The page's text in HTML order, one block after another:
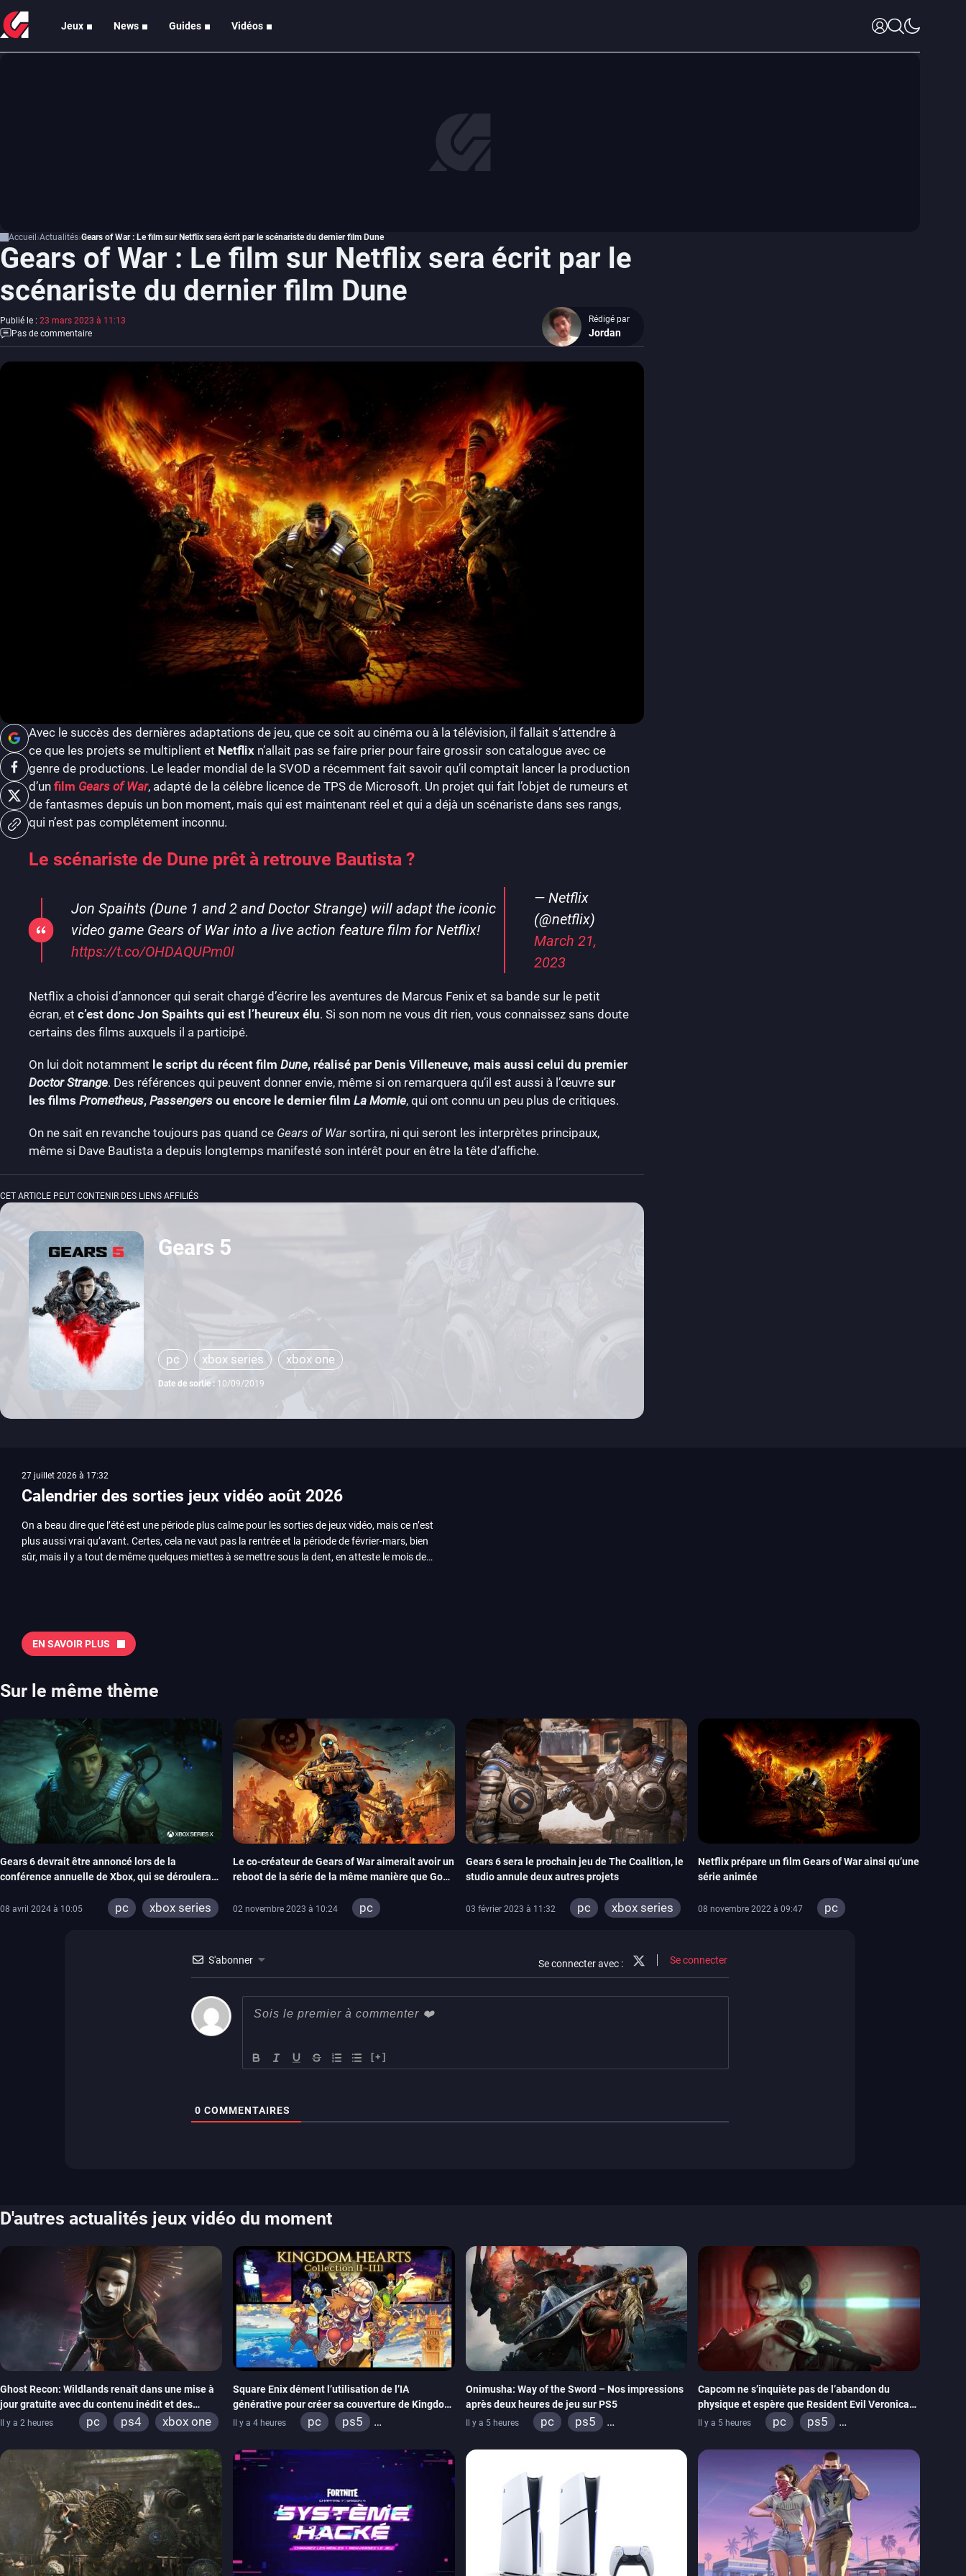
Jeux News Guides Vidéos
Accueil Actualités Gears of War : Le film sur Netflix sera écrit par le scénariste du dernier film Dune
Gears of War : Le film sur Netflix sera écrit par le
scénariste du dernier film Dune
Publié le : 23 mars 2023 à 11:13
Pas de commentaire
Rédigé par
Jordan
Avec le succès des dernières adaptations de jeu, que ce soit au cinéma ou à la télévision, il fallait s’attendre à
ce que les projets se multiplient et Netflix n’allait pas se faire prier pour faire grossir son catalogue avec ce
genre de productions. Le leader mondial de la SVOD a récemment fait savoir qu’il comptait lancer la production
d’un film Gears of War, adapté de la célèbre licence de TPS de Microsoft. Un projet qui fait l’objet de rumeurs et
de fantasmes depuis un bon moment, mais qui est maintenant réel et qui a déjà un scénariste dans ses rangs,
qui n’est pas complétement inconnu.
Le scénariste de Dune prêt à retrouve Bautista ?
Jon Spaihts (Dune 1 and 2 and Doctor Strange) will adapt the iconic
video game Gears of War into a live action feature film for Netflix!
https://t.co/OHDAQUPm0l
— Netflix
(@netflix)
March 21,
2023
Netflix a choisi d’annoncer qui serait chargé d’écrire les aventures de Marcus Fenix et sa bande sur le petit
écran, et c’est donc Jon Spaihts qui est l’heureux élu. Si son nom ne vous dit rien, vous connaissez sans doute
certains des films auxquels il a participé.
On lui doit notamment le script du récent film Dune, réalisé par Denis Villeneuve, mais aussi celui du premier
Doctor Strange. Des références qui peuvent donner envie, même si on remarquera qu’il est aussi à l’œuvre sur
les films Prometheus, Passengers ou encore le dernier film La Momie, qui ont connu un peu plus de critiques.
On ne sait en revanche toujours pas quand ce Gears of War sortira, ni qui seront les interprètes principaux,
même si Dave Bautista a depuis longtemps manifesté son intérêt pour en être la tête d’affiche.
CET ARTICLE PEUT CONTENIR DES LIENS AFFILIÉS
Gears 5
pc xbox series xbox one
Date de sortie : 10/09/2019
27 juillet 2026 à 17:32
Calendrier des sorties jeux vidéo août 2026
On a beau dire que l’été est une période plus calme pour les sorties de jeux vidéo, mais ce n’est
plus aussi vrai qu’avant. Certes, cela ne vaut pas la rentrée et la période de février-mars, bien
sûr, mais il y a tout de même quelques miettes à se mettre sous la dent, en atteste le mois de
Tokon ou encore Beast of Reincarnation, qui nous montre que Game Freak sait faire autre
chose d’ambitieux que Pokémon. On n’oubliera pas la période de Gamescom, avec Star Wars,
2026 Vous trouverez ici tous les jeux majeurs qui sortiront au mois de juin. Vous trouverez
aussi les jeux de ce mois dans notre page dédiée…
EN SAVOIR PLUS
Sur le même thème
Gears 6 devrait être annoncé lors de la
conférence annuelle de Xbox, qui se déroulera
08 avril 2024 à 10:05 pc xbox series
Le co-créateur de Gears of War aimerait avoir un
reboot de la série de la même manière que God
02 novembre 2023 à 10:24
pc
Gears 6 sera le prochain jeu de The Coalition, le
studio annule deux autres projets
03 février 2023 à 11:32 pc
xbox series
Netflix prépare un film Gears of War ainsi qu’une
série animée
08 novembre 2022 à 09:47
pc
S'abonner Se connecter avec : Se connecter
[+]
0 COMMENTAIRES
D'autres actualités jeux vidéo du moment
Ghost Recon: Wildlands renaît dans une mise à
jour gratuite avec du contenu inédit et des
visuels améliorés
Il y a 2 heures pc ps4 xbox one
Square Enix dément l’utilisation de l’IA
générative pour créer sa couverture de Kingdom
Hearts Collection
Il y a 4 heures pc
ps5
Onimusha: Way of the Sword – Nos impressions
après deux heures de jeu sur PS5
Il y a 5 heures pc
ps5
Capcom ne s’inquiète pas de l’abandon du
physique et espère que Resident Evil Veronica
imitera Requiem pour dynamiser la série
Il y a 5 heures pc
ps5